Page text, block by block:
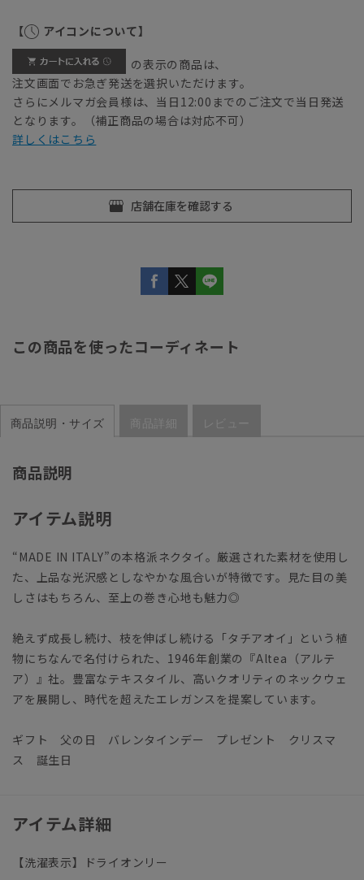
【 アイコンについて】
の表示の商品は、
注文画面でお急ぎ発送を選択いただけます。
さらにメルマガ会員様は、当日12:00までのご注文で当日発送
となります。（補正商品の場合は対応不可）
詳しくはこちら
この商品を使ったコーディネート
商品説明・サイズ 商品詳細 レビュー
商品説明
アイテム説明
“MADE IN ITALY”の本格派ネクタイ。厳選された素材を使用し
た、上品な光沢感としなやかな風合いが特徴です。見た目の美
しさはもちろん、至上の巻き心地も魅力◎
絶えず成長し続け、枝を伸ばし続ける「タチアオイ」という植
物にちなんで名付けられた、1946年創業の『Altea（アルテ
ア）』社。豊富なテキスタイル、高いクオリティのネックウェ
アを展開し、時代を超えたエレガンスを提案しています。
ギフト 父の日 バレンタインデー プレゼント クリスマ
ス 誕生日
アイテム詳細
【洗濯表示】ドライオンリー